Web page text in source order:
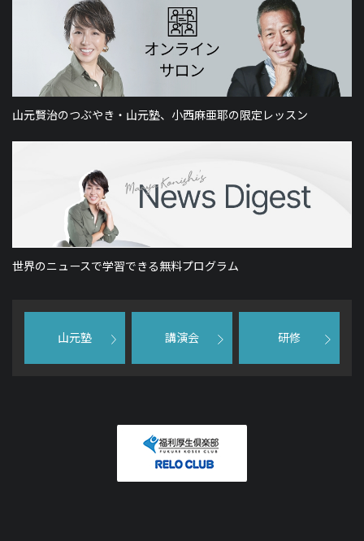
山元賢治のつぶやき・山元塾、小西麻亜耶の限定レッスン
世界のニュースで学習できる無料プログラム
山元塾 講演会 研修